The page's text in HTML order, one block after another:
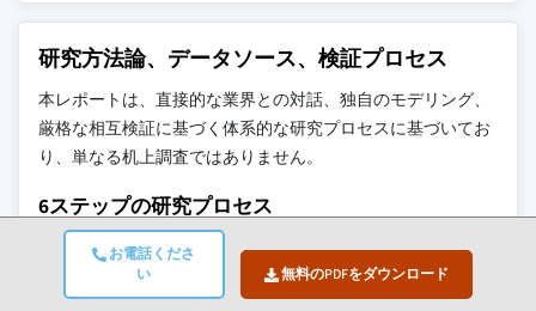
お電話くださ
い
無料のPDFをダウンロード
8.6.2 南アフリカ
8.6.3 アラブ首長国連邦
8.6.4 中東・アフリカその他地域
グローバルトップ
層に属さない地
域・国内限定のリ
ーダー企業
市場アクセスを支
配する販売代理店
やチャネルパート
ナー
業、スタートアッ
プ、または隣接業
界からの参入者
ー
研究方法論、データソース、検証プロセス
本レポートは、直接的な業界との対話、独自のモデリング、
厳格な相互検証に基づく体系的な研究プロセスに基づいてお
り、単なる机上調査ではありません。
6ステップの研究プロセス
1. 研究設計とアナリストの監督